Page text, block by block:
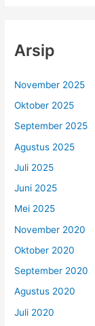
Arsip
November 2025
Oktober 2025
September 2025
Agustus 2025
Juli 2025
Juni 2025
Mei 2025
November 2020
Oktober 2020
September 2020
Agustus 2020
Juli 2020